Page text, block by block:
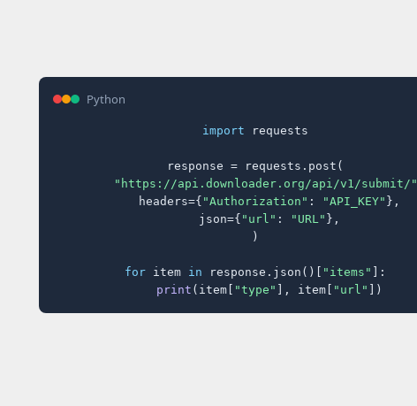
Python
import requests
response = requests.post(
"https://api.downloader.org/api/v1/submit/"
    headers={
"Authorization" : "API_KEY" },
    json={
"url" : "URL" },
)
for item in response.json()[ "items" ]:
print (item[ "type" ], item[ "url" ])